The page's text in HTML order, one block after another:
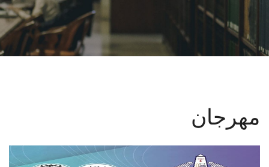
الشئون الأكاديمية
البحث العلمي
الأنظمة الذكية
مهرجان